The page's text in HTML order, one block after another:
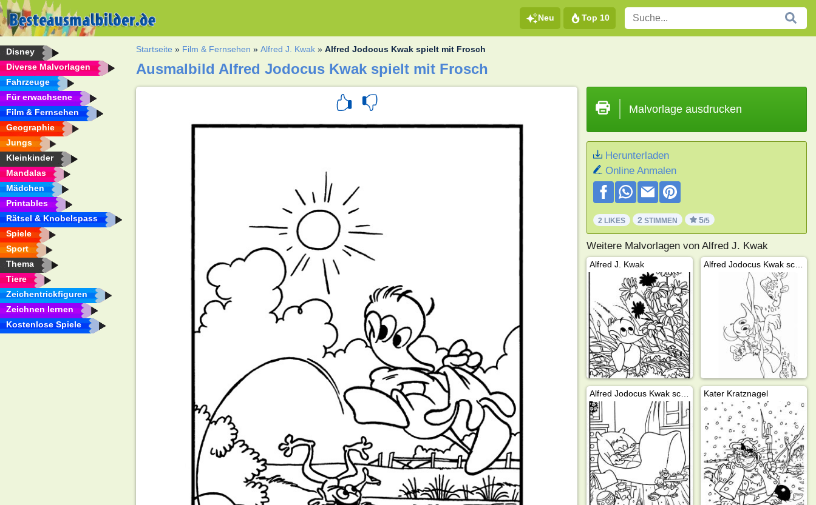
Neu Top 10
Disney
Diverse Malvorlagen
Fahrzeuge
Für erwachsene
Film & Fernsehen
Geographie
Jungs
Kleinkinder
Mandalas
Mädchen
Printables
Rätsel & Knobelspass
Spiele
Sport
Thema
Tiere
Zeichentrickfiguren
Zeichnen lernen
Kostenlose Spiele
Startseite » Film & Fernsehen »Alfred J. Kwak »Alfred Jodocus Kwak spielt mit Frosch
Ausmalbild Alfred Jodocus Kwak spielt mit Frosch
Malvorlage ausdrucken
Herunterladen
Online Anmalen
2 LIKES 2 STIMMEN 5/5
Weitere Malvorlagen von Alfred J. Kwak
Alfred J. Kwak Alfred Jodocus Kwak schwimmt
Alfred Jodocus Kwak schläft Kater Kratznagel